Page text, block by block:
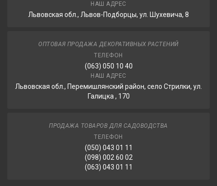
НАШ АДРЕС
Львовская обл., Львов-Подборцы, ул. Шухевича, 8
ОПТОВАЯ ПРОДАЖА ДЕКОРАТИВНЫХ РАСТЕНИЙ
ТЕЛЕФОН
(063) 050 10 40
НАШ АДРЕС
Львовская обл., Перемишлянский район, село Стрилки, ул.
Галицка , 170
ПРОДАЖА ТОВАРОВ ДЛЯ САДОВОДСТВА
ТЕЛЕФОН
(050) 043 01 11
(098) 002 60 02
(063) 043 01 11